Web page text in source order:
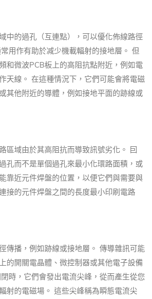
中的過孔（互連點），可以優化佈線路徑
用作有助於减少機載輻射的接地層。 但
和微波PCB板上的高阻抗點附近，例如電
天線。 在這種情況下，它們可能會將電磁
其他附近的導體，例如接地平面的跡線或
區域由於其高阻抗而導致訊號劣化。 囙
孔而不是單個過孔來最小化環路面積，或
靠近元件焊盤的位置，以便它們與需要與
接的元件焊盤之間的長度最小印刷電路
傳播，例如跡線或接地層。 傳導雜訊可能
的開關電晶體、微控制器或其他電子設備
時，它們會發出電流尖峰，從而產生從您
射的電磁場。 這些尖峰稱為瞬態電流尖